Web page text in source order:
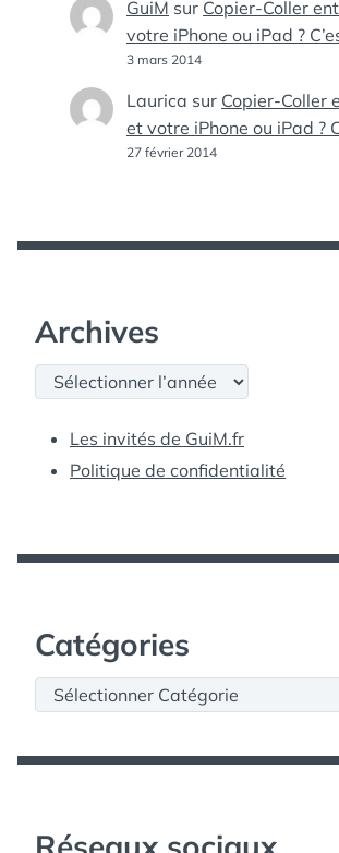
GuiM sur Copier-Coller
votre iPhone ou iPad ?
3 mars 2014
Laurica sur Copier-Coller
et votre iPhone ou iPad ?
27 février 2014
Archives
Archives
Les invités de GuiM.fr
Politique de confidentialité
Catégories
Catégories